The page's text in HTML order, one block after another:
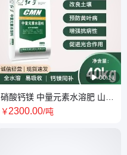
 00:11
硝酸钙镁 中量元素水溶肥 山西
红星化工中量元素水溶肥 南宁
￥2300.00/吨